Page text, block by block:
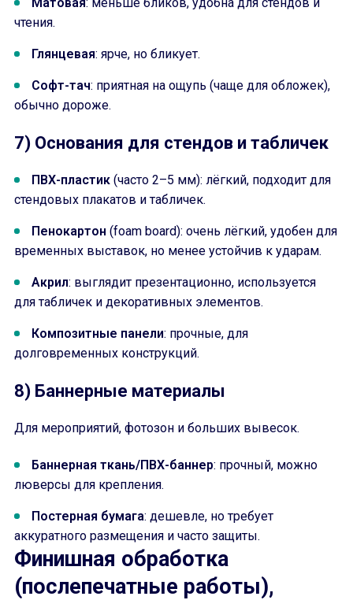
чтения.
Глянцевая: ярче, но бликует.
Софт-тач: приятная на ощупь (чаще для обложек),
обычно дороже.
7) Основания для стендов и табличек
ПВХ-пластик (часто 2–5 мм): лёгкий, подходит для
стендовых плакатов и табличек.
Пенокартон (foam board): очень лёгкий, удобен для
временных выставок, но менее устойчив к ударам.
Акрил: выглядит презентационно, используется
для табличек и декоративных элементов.
Композитные панели: прочные, для
долговременных конструкций.
8) Баннерные материалы
Для мероприятий, фотозон и больших вывесок.
Баннерная ткань/ПВХ-баннер: прочный, можно
люверсы для крепления.
Постерная бумага: дешевле, но требует
аккуратного размещения и часто защиты.
Финишная обработка
(послепечатные работы),